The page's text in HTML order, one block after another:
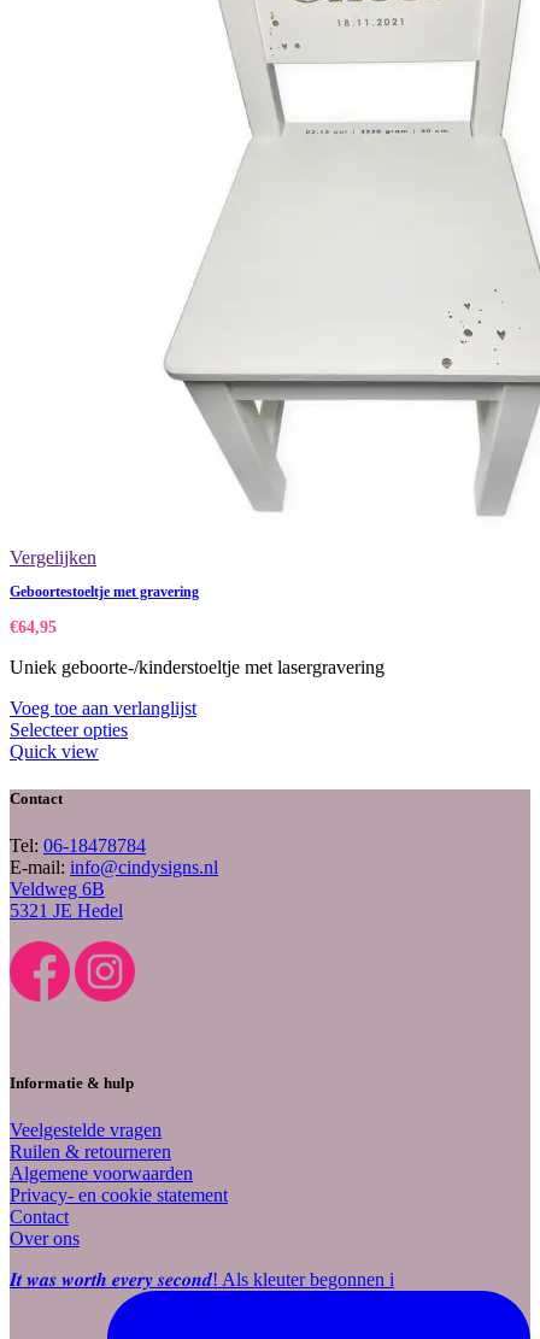
Vergelijken
Geboortestoeltje met gravering
€64,95
Uniek geboorte-/kinderstoeltje met lasergravering
Voeg toe aan verlanglijst
Selecteer opties
Quick view
Contact
Tel: 06-18478784
E-mail: info@cindysigns.nl
Veldweg 6B
5321 JE Hedel
Informatie & hulp
Veelgestelde vragen
Ruilen & retourneren
Algemene voorwaarden
Privacy- en cookie statement
Contact
Over ons
𝑰𝒕 𝒘𝒂𝒔 𝒘𝒐𝒓𝒕𝒉 𝒆𝒗𝒆𝒓𝒚 𝒔𝒆𝒄𝒐𝒏𝒅! Als kleuter begonnen i